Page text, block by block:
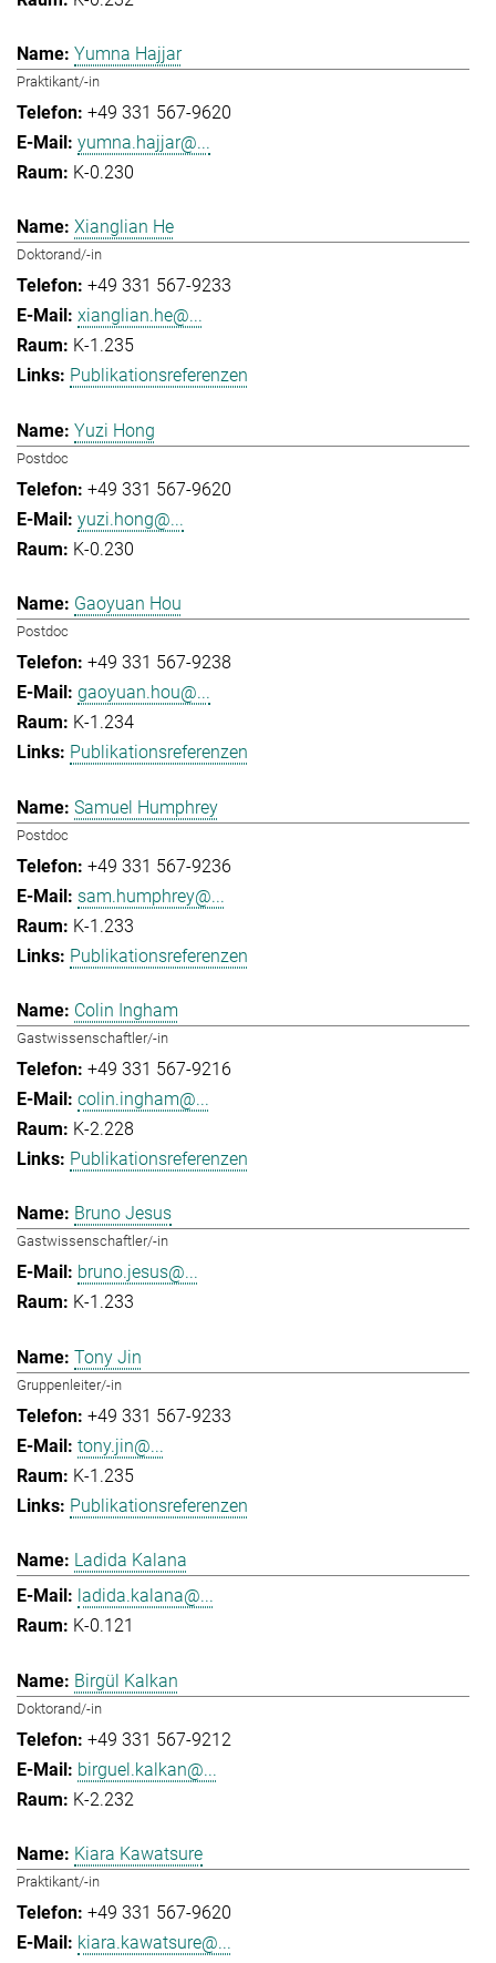
Yumna Hajjar
Praktikant/-in
+49 331 567-9620
yumna.hajjar@...
K-0.230
Xianglian He
Doktorand/-in
+49 331 567-9233
xianglian.he@...
K-1.235
Publikationsreferenzen
Yuzi Hong
Postdoc
+49 331 567-9620
yuzi.hong@...
K-0.230
Gaoyuan Hou
Postdoc
+49 331 567-9238
gaoyuan.hou@...
K-1.234
Publikationsreferenzen
Samuel Humphrey
Postdoc
+49 331 567-9236
sam.humphrey@...
K-1.233
Publikationsreferenzen
Colin Ingham
Gastwissenschaftler/-in
+49 331 567-9216
colin.ingham@...
K-2.228
Publikationsreferenzen
Bruno Jesus
Gastwissenschaftler/-in
bruno.jesus@...
K-1.233
Tony Jin
Gruppenleiter/-in
+49 331 567-9233
tony.jin@...
K-1.235
Publikationsreferenzen
Ladida Kalana
ladida.kalana@...
K-0.121
Birgül Kalkan
Doktorand/-in
+49 331 567-9212
birguel.kalkan@...
K-2.232
Kiara Kawatsure
Praktikant/-in
+49 331 567-9620
kiara.kawatsure@...